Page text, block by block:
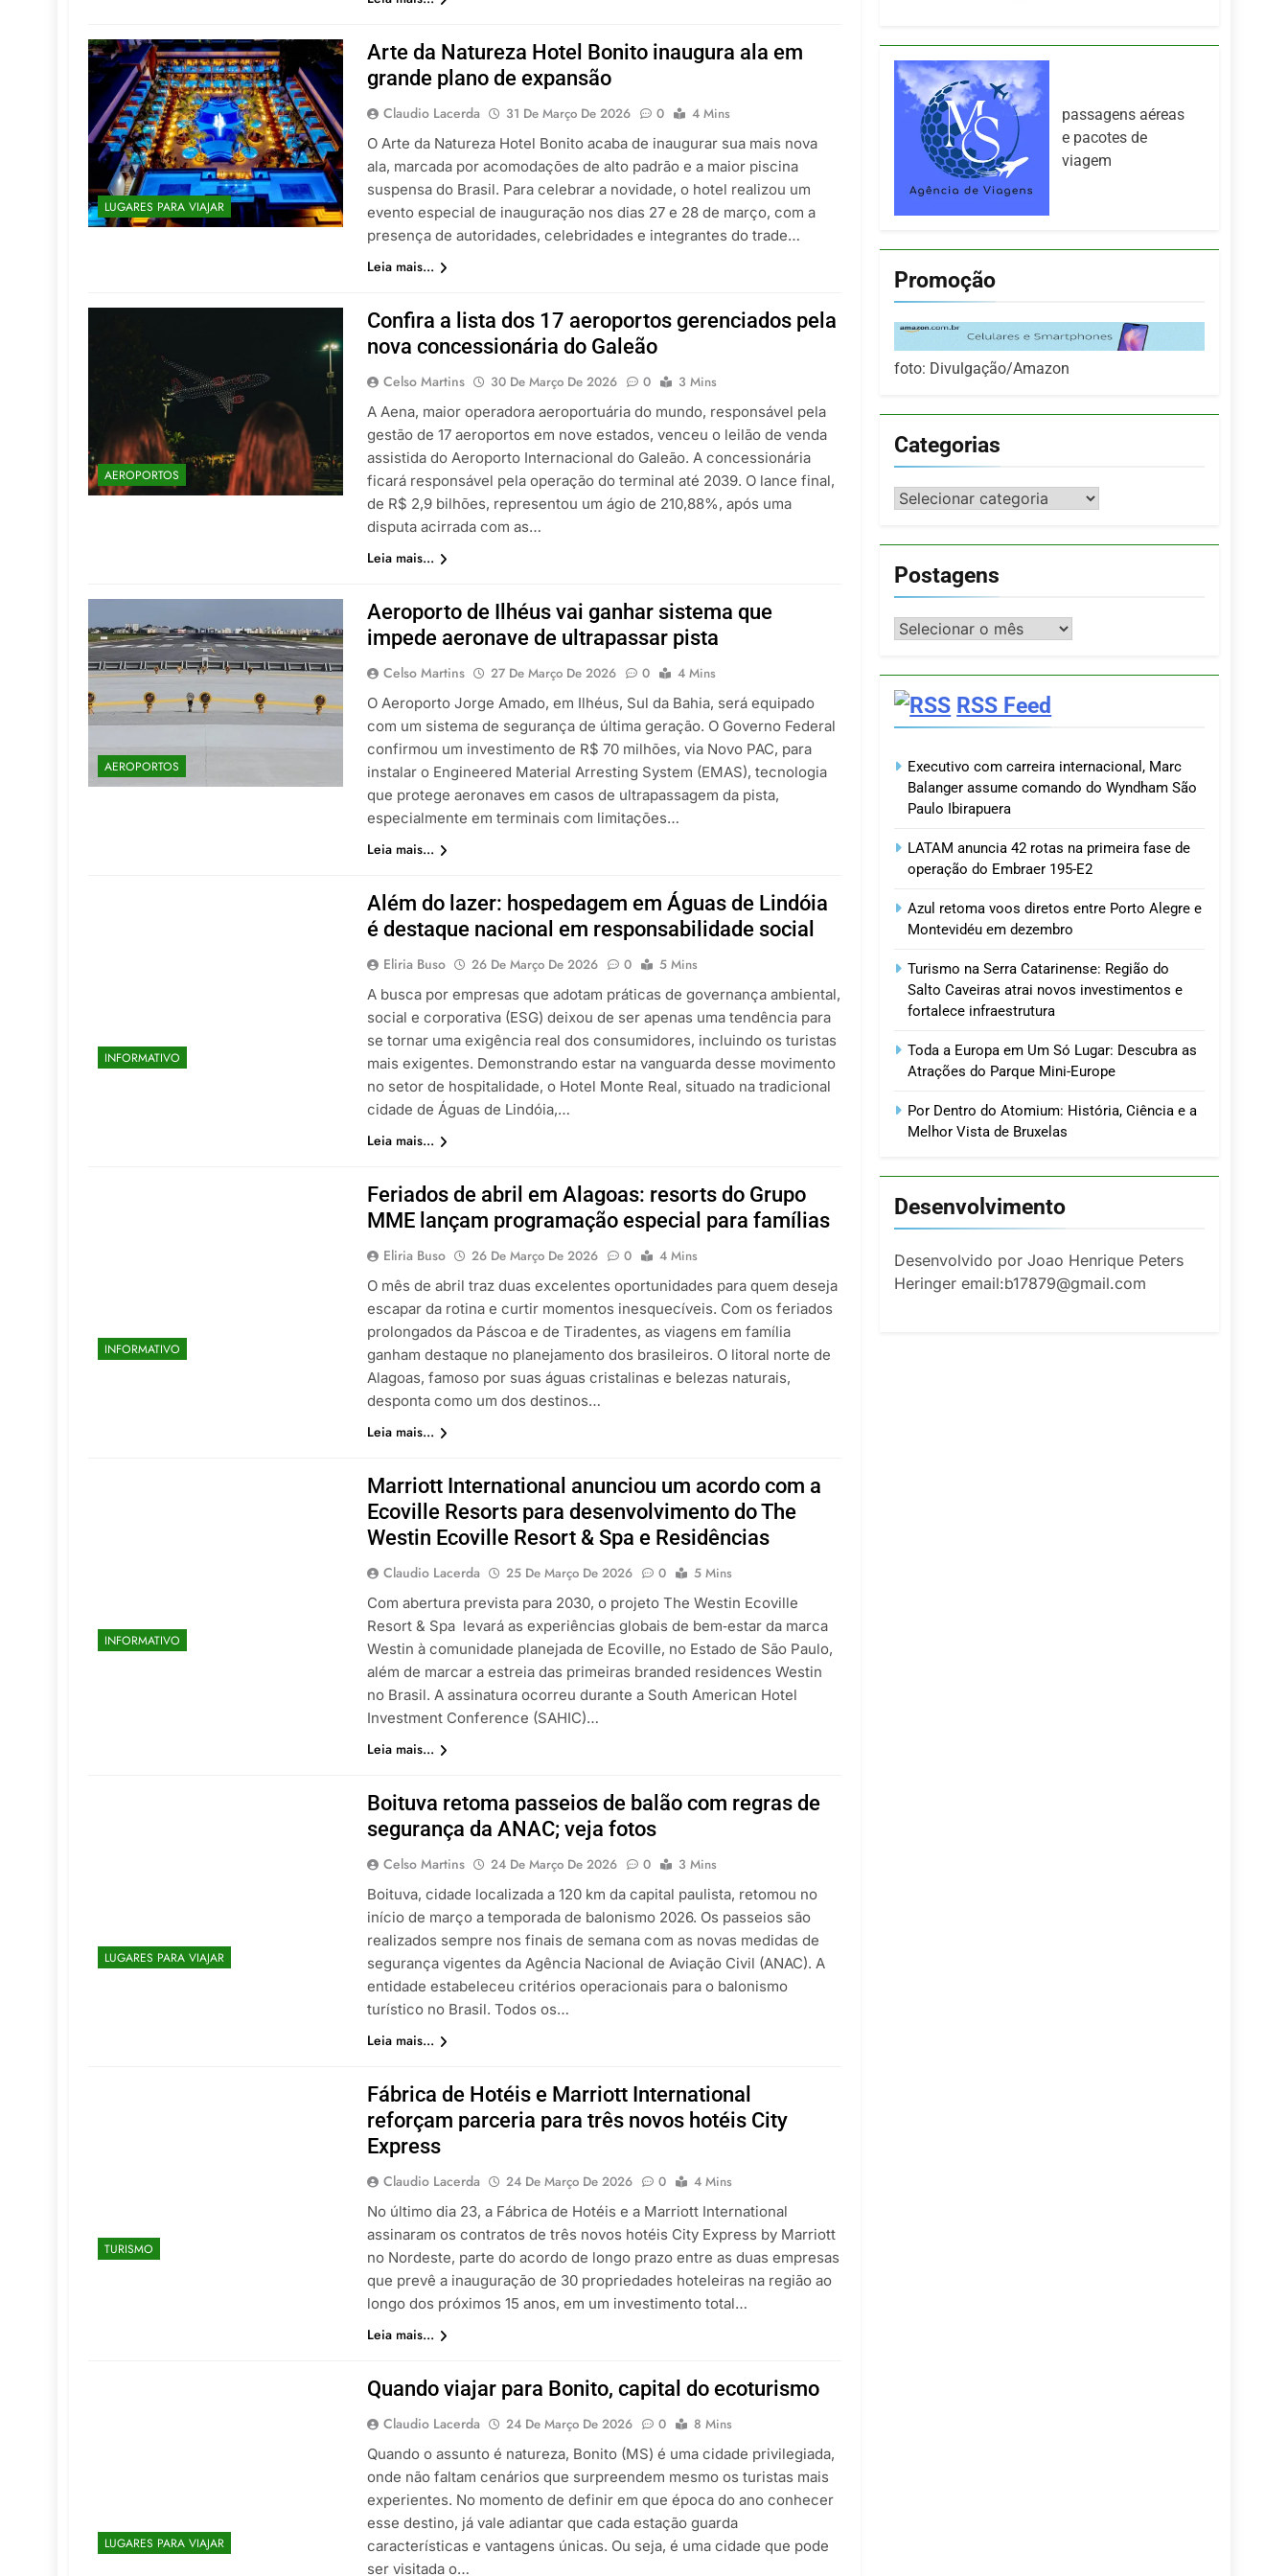
LUGARES PARA VIAJAR
Arte da Natureza Hotel Bonito inaugura ala em
grande plano de expansão
Claudio Lacerda 31 De Março De 2026 0
4 Mins
O Arte da Natureza Hotel Bonito acaba de inaugurar sua mais nova
ala, marcada por acomodações de alto padrão e a maior piscina
suspensa do Brasil. Para celebrar a novidade, o hotel realizou um
evento especial de inauguração nos dias 27 e 28 de março, com a
presença de autoridades, celebridades e integrantes do trade…
Leia mais...
AEROPORTOS
Confira a lista dos 17 aeroportos gerenciados pela
nova concessionária do Galeão
Celso Martins 30 De Março De 2026 0
3 Mins
A Aena, maior operadora aeroportuária do mundo, responsável pela
gestão de 17 aeroportos em nove estados, venceu o leilão de venda
assistida do Aeroporto Internacional do Galeão. A concessionária
ficará responsável pela operação do terminal até 2039. O lance final,
de R$ 2,9 bilhões, representou um ágio de 210,88%, após uma
disputa acirrada com as…
Leia mais...
AEROPORTOS
Aeroporto de Ilhéus vai ganhar sistema que
impede aeronave de ultrapassar pista
Celso Martins 27 De Março De 2026 0
4 Mins
O Aeroporto Jorge Amado, em Ilhéus, Sul da Bahia, será equipado
com um sistema de segurança de última geração. O Governo Federal
confirmou um investimento de R$ 70 milhões, via Novo PAC, para
instalar o Engineered Material Arresting System (EMAS), tecnologia
que protege aeronaves em casos de ultrapassagem da pista,
especialmente em terminais com limitações…
Leia mais...
INFORMATIVO
Além do lazer: hospedagem em Águas de Lindóia
é destaque nacional em responsabilidade social
Eliria Buso 26 De Março De 2026 0
5 Mins
A busca por empresas que adotam práticas de governança ambiental,
social e corporativa (ESG) deixou de ser apenas uma tendência para
se tornar uma exigência real dos consumidores, incluindo os turistas
mais exigentes. Demonstrando estar na vanguarda desse movimento
no setor de hospitalidade, o Hotel Monte Real, situado na tradicional
cidade de Águas de Lindóia,…
Leia mais...
INFORMATIVO
Feriados de abril em Alagoas: resorts do Grupo
MME lançam programação especial para famílias
Eliria Buso 26 De Março De 2026 0
4 Mins
O mês de abril traz duas excelentes oportunidades para quem deseja
escapar da rotina e curtir momentos inesquecíveis. Com os feriados
prolongados da Páscoa e de Tiradentes, as viagens em família
ganham destaque no planejamento dos brasileiros. O litoral norte de
Alagoas, famoso por suas águas cristalinas e belezas naturais,
desponta como um dos destinos…
Leia mais...
INFORMATIVO
Marriott International anunciou um acordo com a
Ecoville Resorts para desenvolvimento do The
Westin Ecoville Resort & Spa e Residências
Claudio Lacerda 25 De Março De 2026 0
5 Mins
Com abertura prevista para 2030, o projeto The Westin Ecoville
Resort & Spa levará as experiências globais de bem‑estar da marca
Westin à comunidade planejada de Ecoville, no Estado de São Paulo,
além de marcar a estreia das primeiras branded residences Westin
no Brasil. A assinatura ocorreu durante a South American Hotel
Investment Conference (SAHIC)…
Leia mais...
LUGARES PARA VIAJAR
Boituva retoma passeios de balão com regras de
segurança da ANAC; veja fotos
Celso Martins 24 De Março De 2026 0
3 Mins
Boituva, cidade localizada a 120 km da capital paulista, retomou no
início de março a temporada de balonismo 2026. Os passeios são
realizados sempre nos finais de semana com as novas medidas de
segurança vigentes da Agência Nacional de Aviação Civil (ANAC). A
entidade estabeleceu critérios operacionais para o balonismo
turístico no Brasil. Todos os…
Leia mais...
TURISMO
Fábrica de Hotéis e Marriott International
reforçam parceria para três novos hotéis City
Express
Claudio Lacerda 24 De Março De 2026 0
4 Mins
No último dia 23, a Fábrica de Hotéis e a Marriott International
assinaram os contratos de três novos hotéis City Express by Marriott
no Nordeste, parte do acordo de longo prazo entre as duas empresas
que prevê a inauguração de 30 propriedades hoteleiras na região ao
longo dos próximos 15 anos, em um investimento total…
Leia mais...
LUGARES PARA VIAJAR
Quando viajar para Bonito, capital do ecoturismo
Claudio Lacerda 24 De Março De 2026 0
8 Mins
Quando o assunto é natureza, Bonito (MS) é uma cidade privilegiada,
onde não faltam cenários que surpreendem mesmo os turistas mais
experientes. No momento de definir em que época do ano conhecer
esse destino, já vale adiantar que cada estação guarda
características e vantagens únicas. Ou seja, é uma cidade que pode
ser visitada o…
passagens aéreas
e pacotes de
viagem
Promoção
foto: Divulgação/Amazon
Categorias
Categorias
Postagens
Postagens
RSS Feed
Executivo com carreira internacional, Marc
Balanger assume comando do Wyndham São
Paulo Ibirapuera
LATAM anuncia 42 rotas na primeira fase de
operação do Embraer 195-E2
Azul retoma voos diretos entre Porto Alegre e
Montevidéu em dezembro
Turismo na Serra Catarinense: Região do
Salto Caveiras atrai novos investimentos e
fortalece infraestrutura
Toda a Europa em Um Só Lugar: Descubra as
Atrações do Parque Mini-Europe
Por Dentro do Atomium: História, Ciência e a
Melhor Vista de Bruxelas
Desenvolvimento
Desenvolvido por Joao Henrique Peters
Heringer email:b17879@gmail.com